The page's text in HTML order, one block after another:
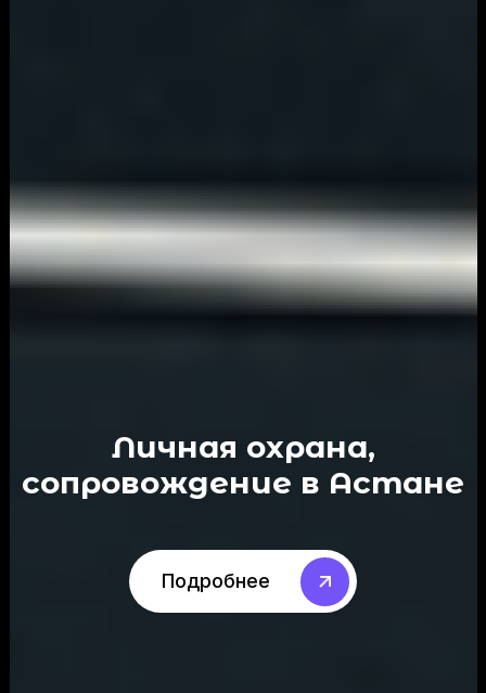
Личная охрана,
сопровождение в Астане
Подробнее